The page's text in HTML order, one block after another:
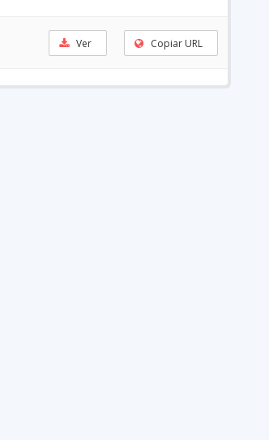
Ver Copiar URL